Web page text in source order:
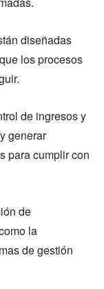
diseñadas
los procesos
de ingresos y
generar
para cumplir con
de
la
de gestión